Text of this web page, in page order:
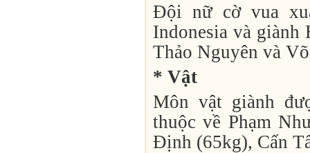
Đội nữ cờ vua
Indonesia và
Thảo Nguyên và
* Vật
Môn vật giành
thuộc về Phạm
Định (65kg), Cấn